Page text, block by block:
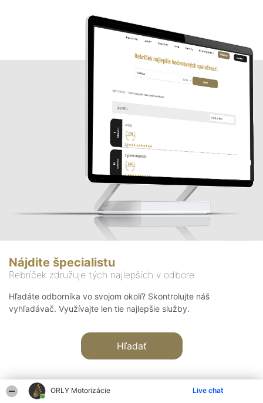
ORLY Motorizácie Live chat
Nájdite špecialistu
Rebríček združuje tých najlepších v odbore
Hľadáte odborníka vo svojom okolí? Skontrolujte náš
vyhľadávač. Využívajte len tie najlepšie služby.
Hľadať